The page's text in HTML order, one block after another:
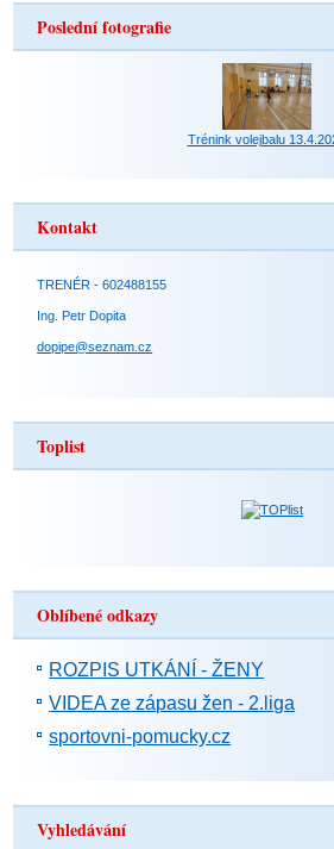
Poslední fotografie
Trénink volejbalu
Kontakt
TRENÉR - 602488155
Ing. Petr Dopita
dopipe@seznam.cz
Toplist
Oblíbené odkazy
ROZPIS UTKÁNÍ - ŽENY
VIDEA ze zápasu žen - 2.liga
sportovni-pomucky.cz
Vyhledávání